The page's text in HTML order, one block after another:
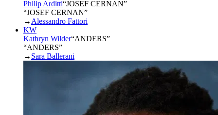
Philip Arditti“JOSEF CERNAN”
“JOSEF CERNAN”
→ Alessandro Fattori
KW
Kathryn Wilder“ANDERS”
“ANDERS”
→ Sara Ballerani